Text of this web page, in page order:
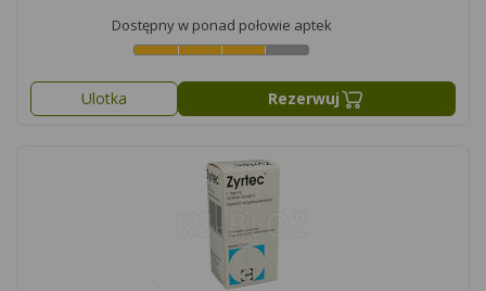
Dostępny w ponad połowie aptek
Ulotka Rezerwuj